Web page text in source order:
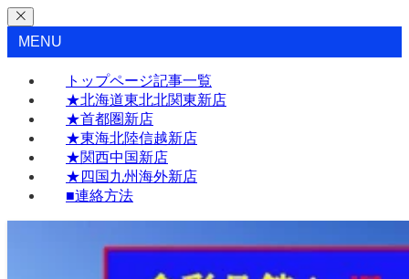
MENU
トップページ記事一覧
★北海道東北北関東新店
★首都圏新店
★東海北陸信越新店
★関西中国新店
★四国九州海外新店
■連絡方法